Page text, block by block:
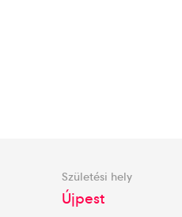
Születési hely
Újpest